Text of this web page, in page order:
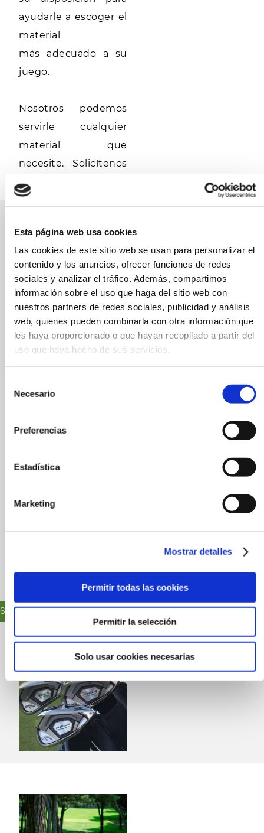
Esta página web usa cookies
Las cookies de este sitio web se usan para personalizar el
contenido y los anuncios, ofrecer funciones de redes
sociales y analizar el tráfico. Además, compartimos
información sobre el uso que haga del sitio web con
nuestros partners de redes sociales, publicidad y análisis
web, quienes pueden combinarla con otra información que
les haya proporcionado o que hayan recopilado a partir del
uso que haya hecho de sus servicios.
Necesario
Preferencias
Estadística
Marketing
Mostrar detalles
Permitir todas las cookies
Permitir la selección
Solo usar cookies necesarias
ayudarle a escoger el
material
más adecuado a su
juego.
Nosotros podemos
servirle cualquier
material que
necesite. Solicítenos
presupuesto.
Alquiler
Si no quiere viajar
con sus palos de
golf…
Golf de Pals ofrece
alquiler de palos de la
marca Callaway.
Ponemos a su
de golf, motos de
eléctricos y
NUESTRAS TARIFAS